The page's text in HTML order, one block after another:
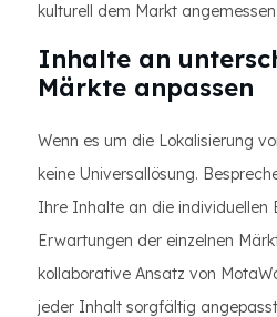
kulturell dem Markt
Inhalte an
Märkte anpassen
Wenn es um die Lokalisierung
keine Universallösung.
Ihre Inhalte an die individuellen
Erwartungen der einzelnen
kollaborative Ansatz von
jeder Inhalt sorgfältig